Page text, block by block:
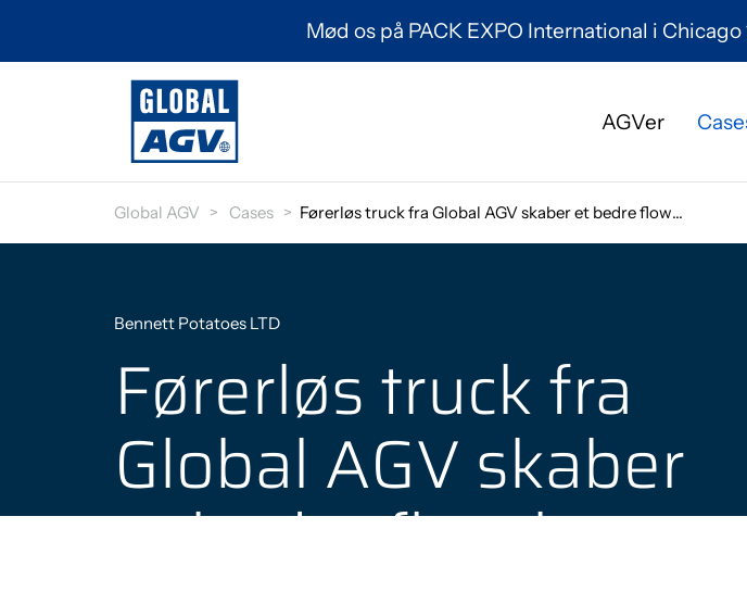
Mød os på PACK EXPO International i Chicago
AGVer
Førerløse
trucks til
innovative
virksomheder
Global AGV er en del af BILA A/S,
som har mere end 30 års erfaring
og praktisk know-how.
Hvem er vi?
Nyheder
Global AGV Cases Førerløs truck fra Global AGV skaber et bedre flow…
Bennett Potatoes LTD
Førerløs truck fra
Global AGV skaber
et bedre flow hos